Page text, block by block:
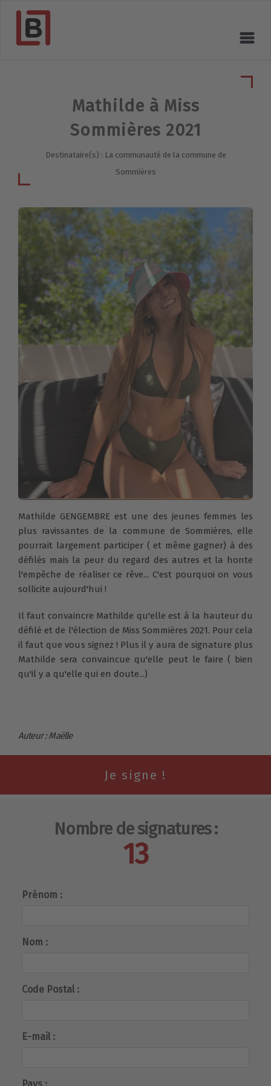
Mathilde à Miss
Sommières 2021
Destinataire(s) : La communauté de la commune de
Sommières
Mathilde GENGEMBRE est une des jeunes femmes les
plus ravissantes de la commune de Sommières, elle
pourrait largement participer ( et même gagner) à des
défilés mais la peur du regard des autres et la honte
l'empêche de réaliser ce rêve... C'est pourquoi on vous
sollicite aujourd'hui !
Il faut convaincre Mathilde qu'elle est à la hauteur du
défilé et de l'élection de Miss Sommières 2021. Pour cela
il faut que vous signez ! Plus il y aura de signature plus
Mathilde sera convaincue qu'elle peut le faire ( bien
qu'il y a qu'elle qui en doute...)
Auteur : Maëlle
Nombre de signatures :
13
Prénom :
Nom :
Code Postal :
E-mail :